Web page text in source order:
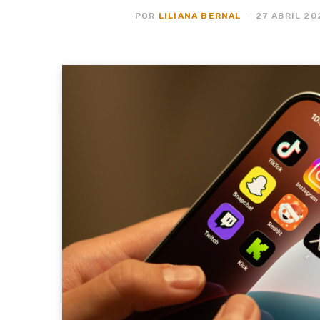
POR LILIANA BERNAL 27 ABRIL